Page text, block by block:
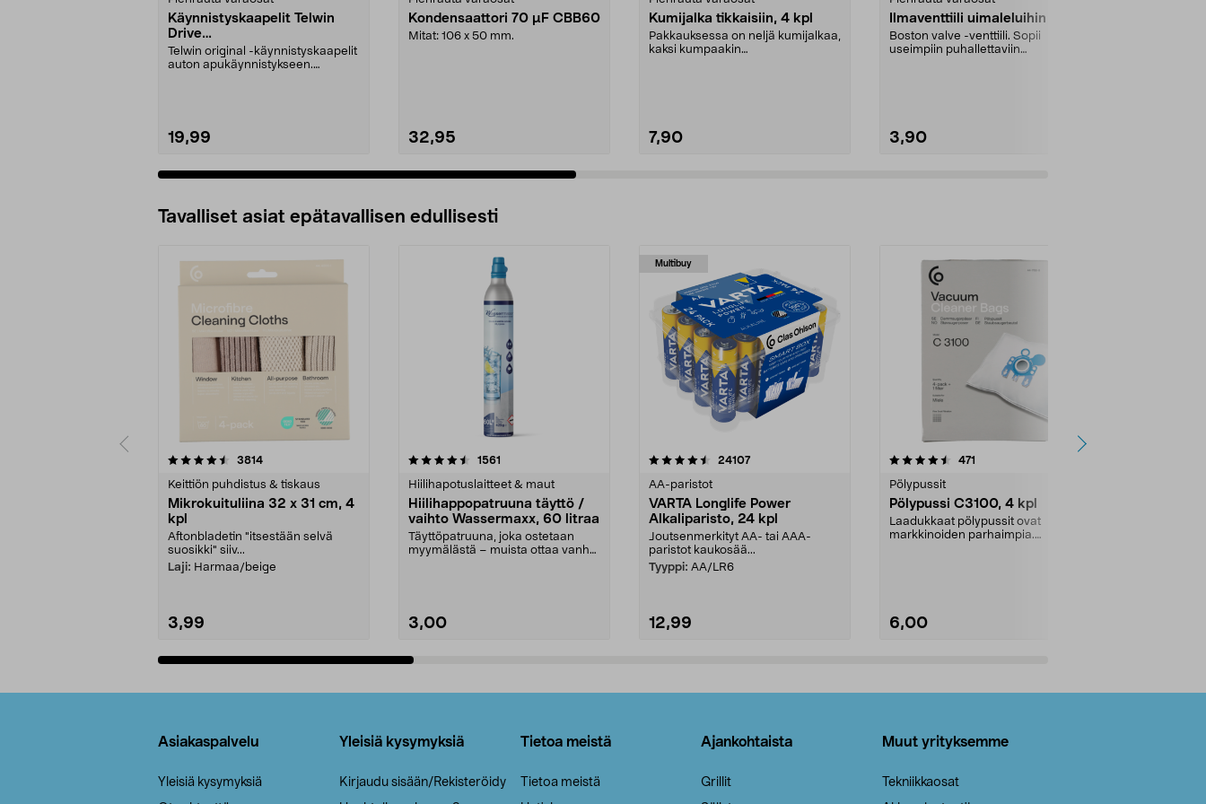
Käynnistyskaapelit Telwin
Drive
Mini/9000/13000/1250/150
0/1750, EC5
Telwin original -käynnistyskaapelit
auton apukäynnistykseen.
19,99
Kondensaattori 70 µF CBB60
Mitat: 106 x 50 mm.
32,95
Kumijalka tikkaisiin, 4 kpl
Pakkauksessa on neljä kumijalkaa,
kaksi kumpaakin
7,90
Ilmaventtiili uimaleluihin
Boston valve -venttiili. Sopii
useimpiin puhallettaviin
3,90
Tavalliset asiat epätavallisen edullisesti
3814arvostelut
Keittiön puhdistus & tiskaus
Mikrokuituliina 32 x 31 cm, 4
kpl
Aftonbladetin "itsestään selvä
suosikki" siiv...
Laji: Harmaa/beige
3,99
4.5viidestä
1561
Hiilihapotuslaitteet & maut
Hiilihappopatruuna täyttö /
vaihto Wassermaxx, 60 litraa
Täyttöpatruuna, joka ostetaan
myymälästä – muista ottaa vanha
3,00
Multibuy
4.5viidestä
24107arvostelut
AA-paristot
VARTA Longlife Power
Alkaliparisto, 24 kpl
Joutsenmerkityt AA- tai AAA-
paristot kaukosää...
Tyyppi: AA/LR6
12,99
4.5viidestä
471
Pölypussit
Pölypussi C3100, 4 kpl
Laadukkaat pölypussit ovat
markkinoiden parhaimpia.
6,00
4.5viidestä
Asiakaspalvelu
Yleisiä kysymyksiä
Yleisiä kysymyksiä
Kirjaudu sisään/Rekisteröidy
Tietoa meistä
Tietoa meistä
Ajankohtaista
Grillit
Muut yrityksemme
Tekniikkaosat